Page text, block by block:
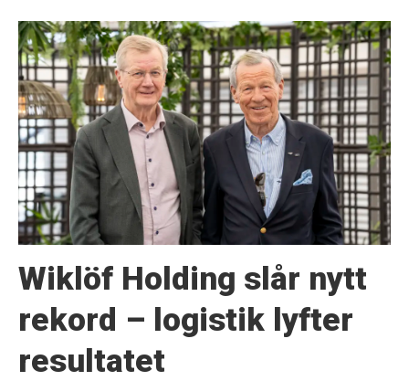
Wiklöf Holding slår nytt
rekord – logistik lyfter
resultatet